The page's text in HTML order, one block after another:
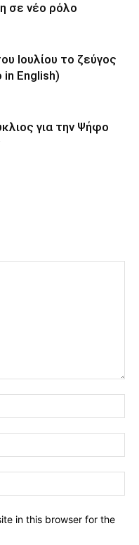
σε νέο ρόλο
Ιουλίου το ζεύγος
English)
για την Ψήφο
in this browser for the